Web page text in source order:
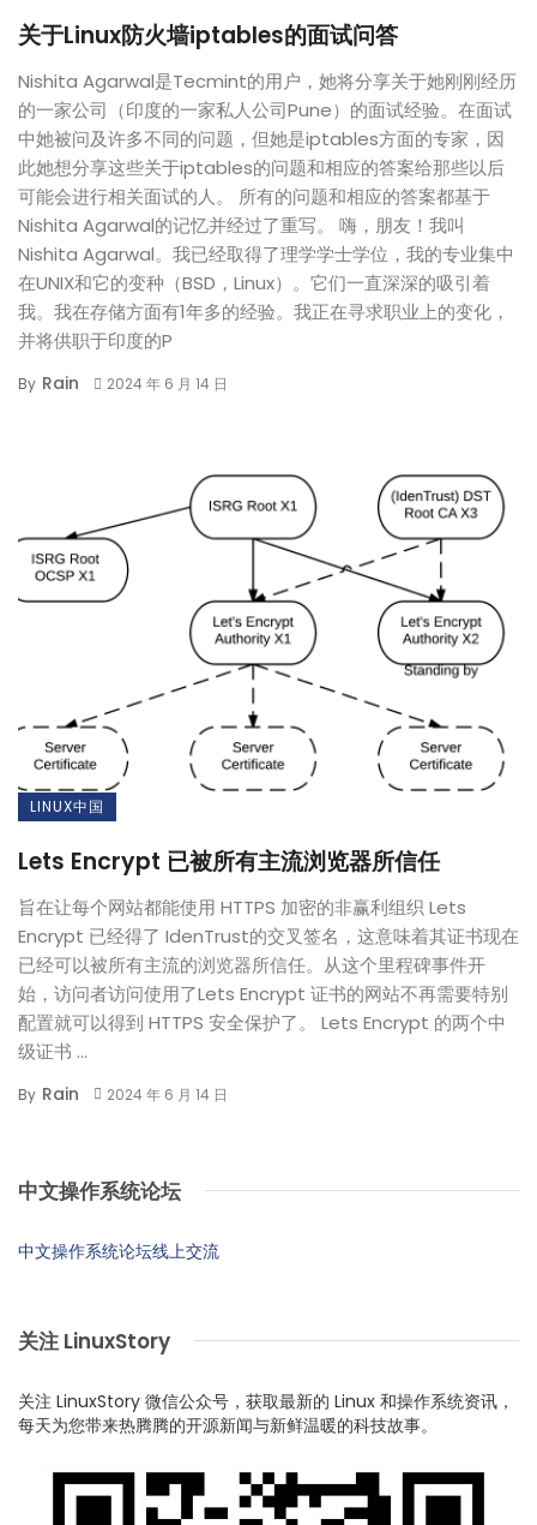
关于Linux防火墙iptables的面试问答
Nishita Agarwal是Tecmint的用户，她将分享关于她刚刚经历
的一家公司（印度的一家私人公司Pune）的面试经验。在面试
中她被问及许多不同的问题，但她是iptables方面的专家，因
此她想分享这些关于iptables的问题和相应的答案给那些以后
可能会进行相关面试的人。 所有的问题和相应的答案都基于
Nishita Agarwal的记忆并经过了重写。 嗨，朋友！我叫
Nishita Agarwal。我已经取得了理学学士学位，我的专业集中
在UNIX和它的变种（BSD，Linux）。它们一直深深的吸引着
我。我在存储方面有1年多的经验。我正在寻求职业上的变化，
并将供职于印度的P
By Rain 2024 年 6 月 14 日
LINUX中国
Lets Encrypt 已被所有主流浏览器所信任
旨在让每个网站都能使用 HTTPS 加密的非赢利组织 Lets
Encrypt 已经得了 IdenTrust的交叉签名，这意味着其证书现在
已经可以被所有主流的浏览器所信任。从这个里程碑事件开
始，访问者访问使用了Lets Encrypt 证书的网站不再需要特别
配置就可以得到 HTTPS 安全保护了。 Lets Encrypt 的两个中
级证书 ...
By Rain 2024 年 6 月 14 日
中文操作系统论坛
中文操作系统论坛线上交流
关注 LinuxStory
关注 LinuxStory 微信公众号，获取最新的 Linux 和操作系统资讯，
每天为您带来热腾腾的开源新闻与新鲜温暖的科技故事。